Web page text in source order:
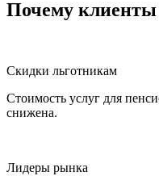
Почему клиенты
Скидки льготникам
Стоимость услуг для
снижена.
Лидеры рынка